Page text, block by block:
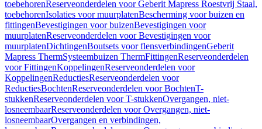
toebehorenReserveonderdelen voor Geberit Mapress Roestvrij Staal,
toebehorenIsolaties voor muurplatenBescherming voor buizen en
fittingenBevestigingen voor buizenBevestigingen voor
muurplatenReserveonderdelen voor Bevestigingen voor
muurplatenDichtingenBoutsets voor flensverbindingenGeberit
Mapress ThermSysteembuizen ThermFittingenReserveonderdelen
voor FittingenKoppelingenReserveonderdelen voor
KoppelingenReductiesReserveonderdelen voor
ReductiesBochtenReserveonderdelen voor BochtenT-
stukkenReserveonderdelen voor T-stukkenOvergangen, niet-
losneembaarReserveonderdelen voor Overgangen, niet-
losneembaarOvergangen en verbindingen,